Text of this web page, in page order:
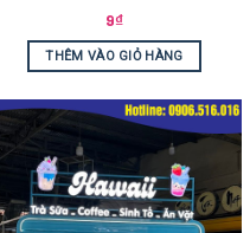
9₫
THÊM VÀO GIỎ HÀNG